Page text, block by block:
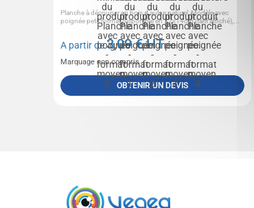
Planche à découper en bois d'aulne naturel, Modèle avec
poignée petit format disponible en 32x14cm (tarif affiché),...
A partir de3,09€ HT
Marquage non compris
OBTENIR UN DEVIS